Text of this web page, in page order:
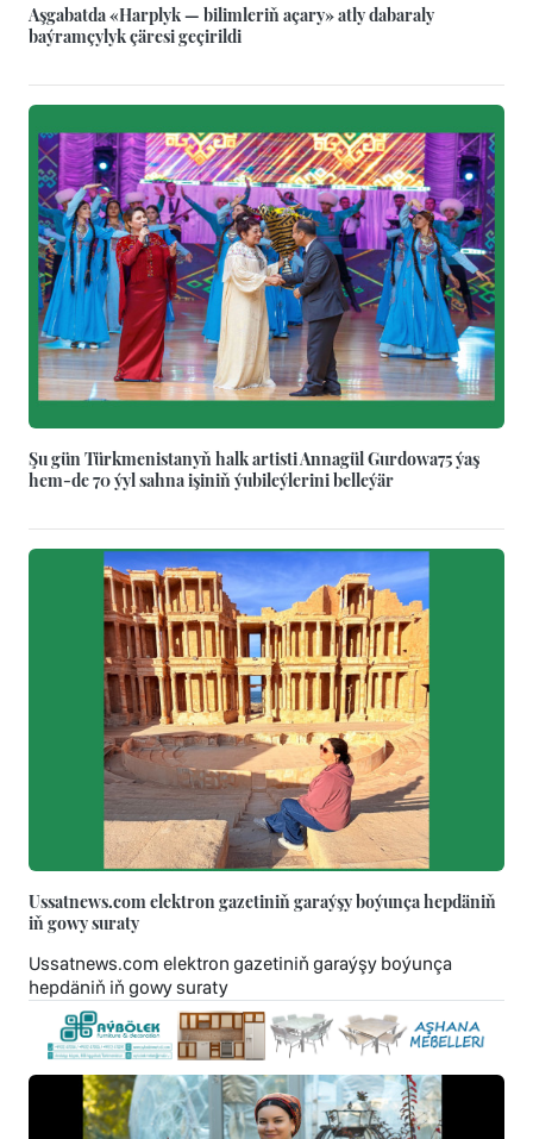
Aşgabatda «Harplyk — bilimleriň açary» atly dabaraly
baýramçylyk çäresi geçirildi
Şu gün Türkmenistanyň halk artisti Annagül Gurdowa75 ýaş
hem-de 70 ýyl sahna işiniň ýubileýlerini belleýär
Ussatnews.com elektron gazetiniň garaýşy boýunça hepdäniň
iň gowy suraty
Ussatnews.com elektron gazetiniň garaýşy boýunça
hepdäniň iň gowy suraty